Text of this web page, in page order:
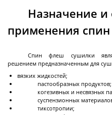
Декантерная
твёрдых частиц
Назначение и
применения
Спин флеш сушилки
решением предназначенным для
вязких жидкостей;
пастообразных продуктов;
когезивных и несвязных
суспензионных
тиксотропии;